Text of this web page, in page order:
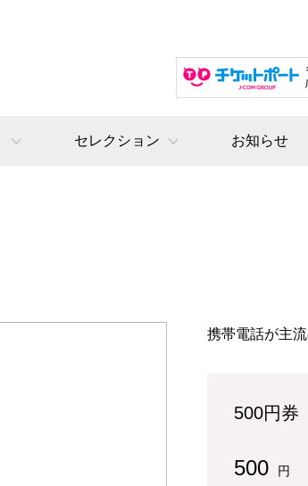
セレクション お知らせ
携帯電話が主
500円券
500 円